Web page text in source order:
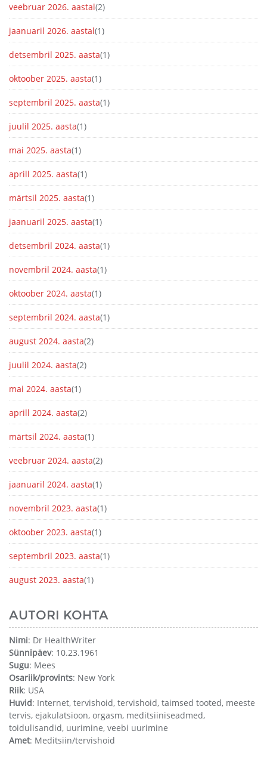
veebruar 2026. aastal(2)
jaanuaril 2026. aastal(1)
detsembril 2025. aasta(1)
oktoober 2025. aasta(1)
septembril 2025. aasta(1)
juulil 2025. aasta(1)
mai 2025. aasta(1)
aprill 2025. aasta(1)
märtsil 2025. aasta(1)
jaanuaril 2025. aasta(1)
detsembril 2024. aasta(1)
novembril 2024. aasta(1)
oktoober 2024. aasta(1)
septembril 2024. aasta(1)
august 2024. aasta(2)
juulil 2024. aasta(2)
mai 2024. aasta(1)
aprill 2024. aasta(2)
märtsil 2024. aasta(1)
veebruar 2024. aasta(2)
jaanuaril 2024. aasta(1)
novembril 2023. aasta(1)
oktoober 2023. aasta(1)
septembril 2023. aasta(1)
august 2023. aasta(1)
AUTORI KOHTA
Nimi: Dr HealthWriter
Sünnipäev: 10.23.1961
Sugu: Mees
Osariik/provints: New York
Riik: USA
Huvid: Internet, tervishoid, tervishoid, taimsed tooted, meeste
tervis, ejakulatsioon, orgasm, meditsiiniseadmed,
toidulisandid, uurimine, veebi uurimine
Amet: Meditsiin/tervishoid